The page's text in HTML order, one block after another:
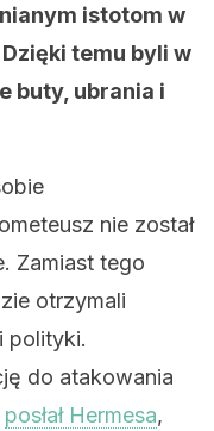
istotom w
temu byli w
buty, ubrania i
nie został
Zamiast tego
otrzymali
polityki.
do atakowania
posłał Hermesa,